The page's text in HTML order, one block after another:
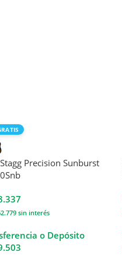
Precision Sunburst
sin interés
o Depósito